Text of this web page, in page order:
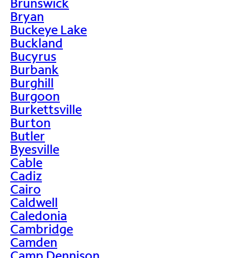
Bryan
Buckeye Lake
Buckland
Bucyrus
Burbank
Burghill
Burgoon
Burkettsville
Burton
Butler
Byesville
Cable
Cadiz
Cairo
Caldwell
Caledonia
Cambridge
Camden